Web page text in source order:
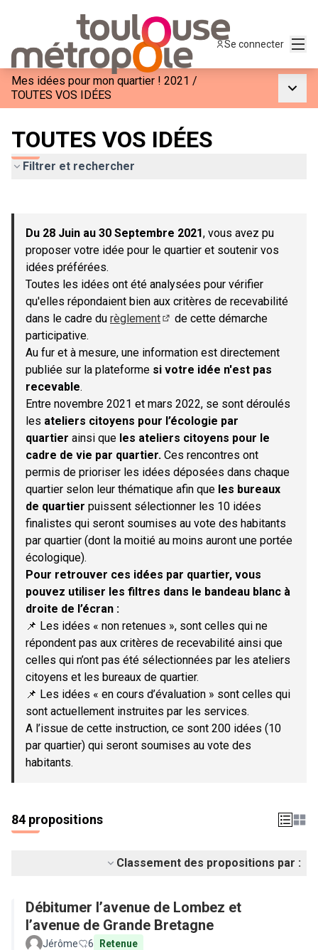
Se connecter
Mes idées pour mon quartier ! 2021 /
TOUTES VOS IDÉES
TOUTES VOS IDÉES
Filtrer et rechercher
−
Du 28 Juin au 30 Septembre 2021, vous avez pu
proposer votre idée pour le quartier et soutenir vos
idées préférées.
Toutes les idées ont été analysées pour vérifier
qu'elles répondaient bien aux critères de recevabilité
dans le cadre du règlement
de cette démarche
participative.
Au fur et à mesure, une information est directement
publiée sur la plateforme si votre idée n'est pas
recevable.
Entre novembre 2021 et mars 2022, se sont déroulés
les ateliers citoyens pour l’écologie par
quartier ainsi que les ateliers citoyens pour le
cadre de vie par quartier. Ces rencontres ont
permis de prioriser les idées déposées dans chaque
quartier selon leur thématique afin que les bureaux
de quartier puissent sélectionner les 10 idées
finalistes qui seront soumises au vote des habitants
par quartier (dont la moitié au moins auront une portée
écologique).
Pour retrouver ces idées par quartier, vous
pouvez utiliser les filtres dans le bandeau blanc à
droite de l’écran :
📌 Les idées « non retenues », sont celles qui ne
répondent pas aux critères de recevabilité ainsi que
celles qui n’ont pas été sélectionnées par les ateliers
citoyens et les bureaux de quartier.
📌 Les idées « en cours d’évaluation » sont celles qui
sont actuellement instruites par les services.
A l’issue de cette instruction, ce sont 200 idées (10
par quartier) qui seront soumises au vote des
habitants.
84 propositions
Classement des propositions par :
Débitumer l’avenue de Lombez et
l’avenue de Grande Bretagne
Jérôme 6 Retenue